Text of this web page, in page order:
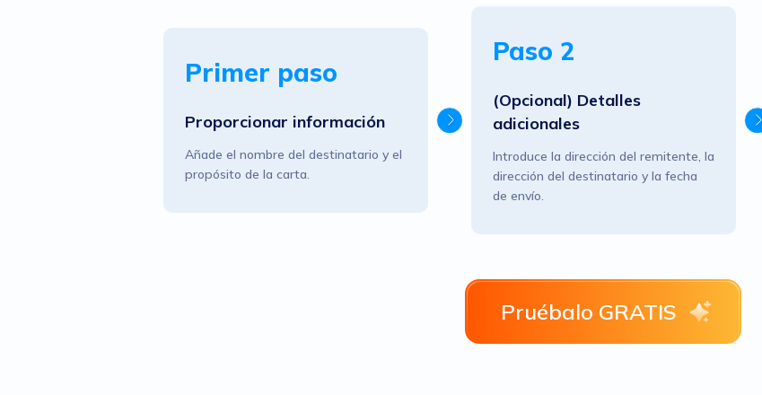
Primer paso
Proporcionar información
Añade el nombre del destinatario y el
propósito de la carta.
Paso 2
(Opcional) Detalles
adicionales
Introduce la dirección del remitente, la
dirección del destinatario y la fecha
de envío.
Pruébalo GRATIS